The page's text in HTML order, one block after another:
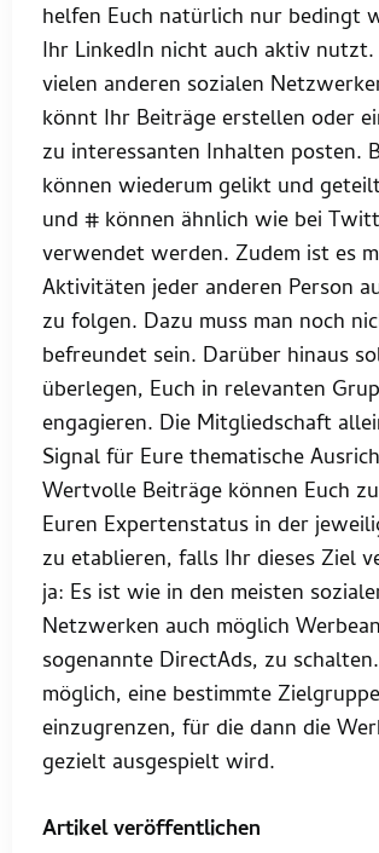
helfen Euch natürlich nur bedingt
Ihr LinkedIn nicht auch aktiv nutzt.
vielen anderen sozialen
könnt Ihr Beiträge erstellen oder
zu interessanten Inhalten posten.
können wiederum gelikt und
und # können ähnlich wie bei
verwendet werden. Zudem ist es
Aktivitäten jeder anderen Person
zu folgen. Dazu muss man noch
befreundet sein. Darüber hinaus
überlegen, Euch in relevanten
engagieren. Die Mitgliedschaft
Signal für Eure thematische
Wertvolle Beiträge können Euch
Euren Expertenstatus in der
zu etablieren, falls Ihr dieses Ziel
ja: Es ist wie in den meisten
Netzwerken auch möglich
sogenannte DirectAds, zu
möglich, eine bestimmte Zielgruppe
einzugrenzen, für die dann die
gezielt ausgespielt wird.
Artikel veröffentlichen